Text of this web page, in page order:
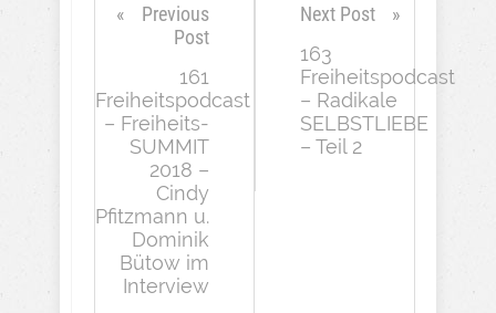
Previous
Post
161
Freiheitspodcast
– Freiheits-
SUMMIT
2018 –
Cindy
Pfitzmann u.
Dominik
Bütow im
Interview
Next Post
163
Freiheitspodcast
– Radikale
SELBSTLIEBE
– Teil 2